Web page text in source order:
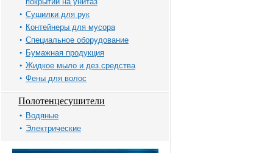
Сушилки для рук
Контейнеры для мусора
Специальное оборудование
Бумажная продукция
Жидкое мыло и дез.средства
Фены для волос
Полотенцесушители
Водяные
Электрические